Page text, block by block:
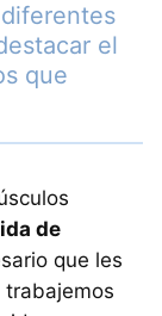
el
que
de
que les
trabajemos